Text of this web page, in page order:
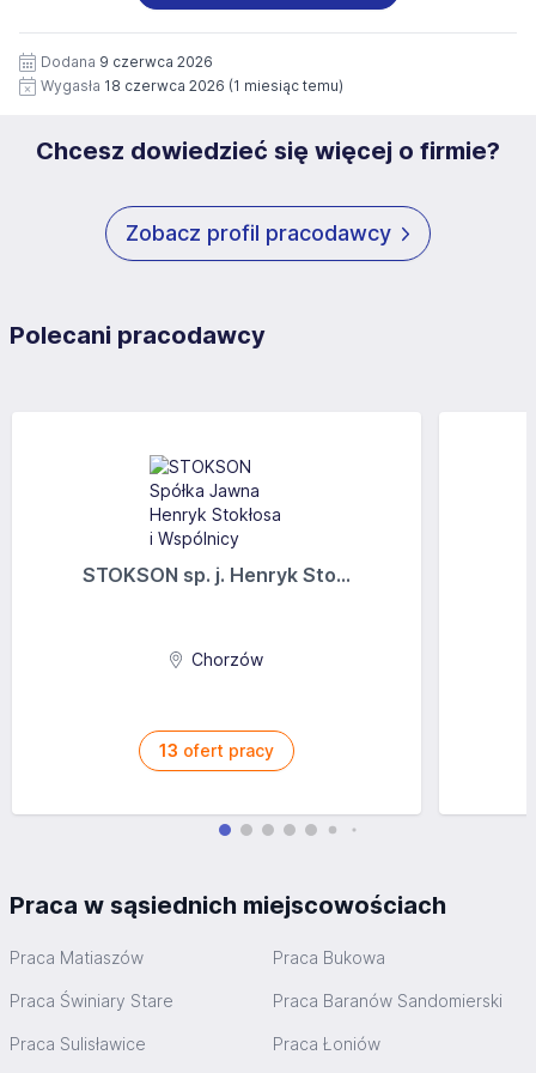
siedziby administratora.
https://www.workprofit.pl/klauzula-informacyjna.html
wizerunku), na potrzeby przyszłych rekrutacji przez okres
12 miesięcy. Zgoda jest dobrowolna i może być w każdym
czasie wycofana.
Dodana 9 czerwca 2026
Wygasła 18 czerwca 2026 (1 miesiąc temu)
Chcesz dowiedzieć się więcej o firmie?
Zobacz profil pracodawcy
Polecani pracodawcy
STOKSON sp. j. Henryk Sto...
Chorzów
13 ofert pracy
Praca w sąsiednich miejscowościach
Praca Matiaszów Praca Bukowa
Praca Świniary Stare Praca Baranów Sandomierski
Praca Sulisławice Praca Łoniów